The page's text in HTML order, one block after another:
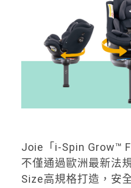
Joie「i-Spin Grow™
不僅通過歐洲最新法
Size高規格打造，安